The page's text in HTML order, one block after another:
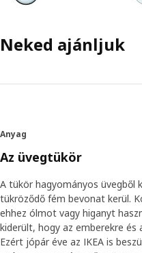
Neked ajánljuk
Anyag
Az üvegtükör
A tükör hagyományos üvegből
tükröződő fém bevonat kerül.
ehhez ólmot vagy higanyt
kiderült, hogy az emberekre
Ezért jópár éve az IKEA is